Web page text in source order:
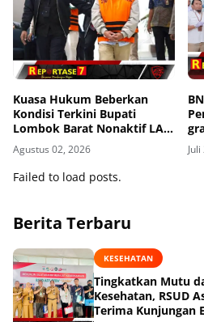
Kuasa Hukum Beberkan
Kondisi Terkini Bupati
Lombok Barat Nonaktif LAZ
di Rutan KPK, Pasrah dan
Kooperatif
Agustus 02, 2026
Failed to load posts.
Berita Terbaru
KESEHATAN
Tingkatkan Mutu
Kesehatan, RSUD
Terima Kunjungan